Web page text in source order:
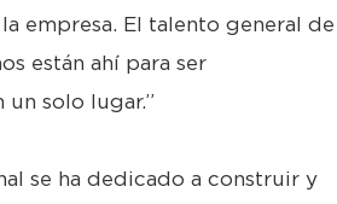
empresa. El talento general de
están ahí para ser
solo lugar.”
se ha dedicado a construir y